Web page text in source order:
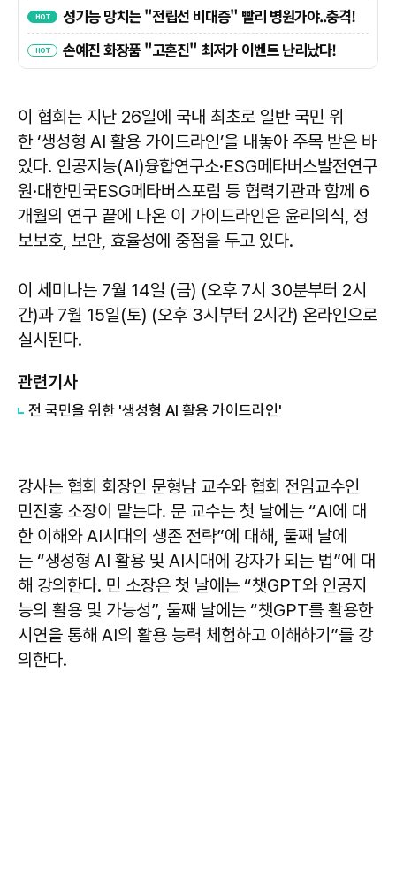
이 협회는 지난 26일에 국내 최초로 일반 국민 위
한 ‘생성형 AI 활용 가이드라인’을 내놓아 주목 받은 바
있다. 인공지능(AI)융합연구소·ESG메타버스발전연구
원·대한민국ESG메타버스포럼 등 협력기관과 함께 6
개월의 연구 끝에 나온 이 가이드라인은 윤리의식, 정
보보호, 보안, 효율성에 중점을 두고 있다.
이 세미나는 7월 14일 (금) (오후 7시 30분부터 2시
간)과 7월 15일(토) (오후 3시부터 2시간) 온라인으로
실시된다.
관련기사
전 국민을 위한 '생성형 AI 활용 가이드라인'
강사는 협회 회장인 문형남 교수와 협회 전임교수인
민진홍 소장이 맡는다. 문 교수는 첫 날에는 “AI에 대
한 이해와 AI시대의 생존 전략”에 대해, 둘째 날에
는 “생성형 AI 활용 및 AI시대에 강자가 되는 법”에 대
해 강의한다. 민 소장은 첫 날에는 “챗GPT와 인공지
능의 활용 및 가능성”, 둘째 날에는 “챗GPT를 활용한
시연을 통해 AI의 활용 능력 체험하고 이해하기”를 강
의한다.